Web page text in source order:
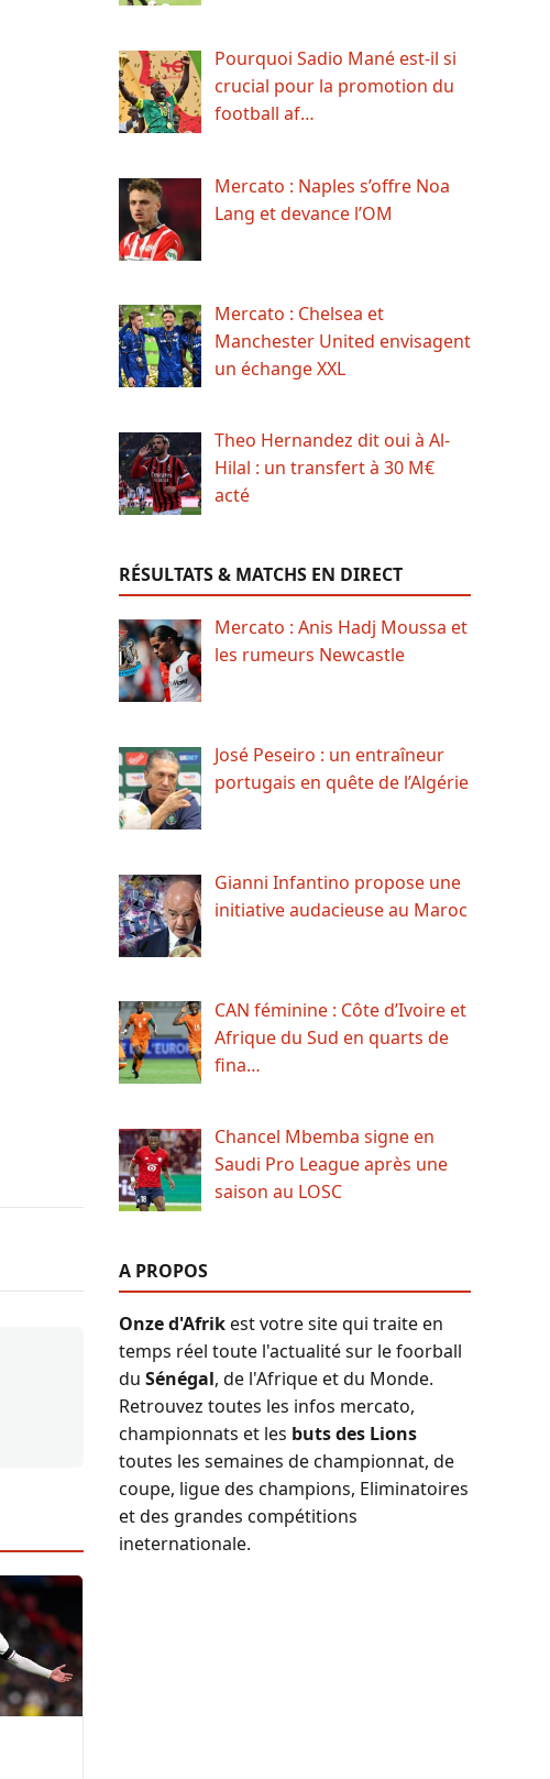
Pourquoi Sadio Mané est-il si
crucial pour la promotion du
football af…
Mercato : Naples s’offre Noa
Lang et devance l’OM
Mercato : Chelsea et
Manchester United envisagent
un échange XXL
Theo Hernandez dit oui à Al-
Hilal : un transfert à 30 M€
acté
RÉSULTATS & MATCHS EN DIRECT
Mercato : Anis Hadj Moussa et
les rumeurs Newcastle
José Peseiro : un entraîneur
portugais en quête de l’Algérie
Gianni Infantino propose une
initiative audacieuse au Maroc
CAN féminine : Côte d’Ivoire et
Afrique du Sud en quarts de
fina…
Chancel Mbemba signe en
Saudi Pro League après une
saison au LOSC
A PROPOS
Onze d'Afrikest votre site qui traite en
temps réel toute l'actualité sur le foorball
du Sénégal, de l'Afrique et du Monde.
Retrouvez toutes les infos mercato,
championnats et les buts des Lions
toutes les semaines de championnat, de
coupe, ligue des champions, Eliminatoires
et des grandes compétitions
ineternationale.